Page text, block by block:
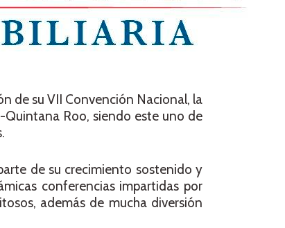
de su VII Convención Nacional, la
Quintana Roo, siendo este uno de
de su crecimiento sostenido y
conferencias impartidas por
además de mucha diversión